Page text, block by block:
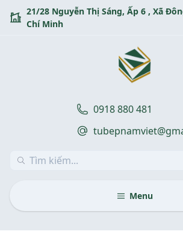
21/28 Nguyễn Thị Sáng, Ấp 6 , Xã
Chí Minh
0918 880 481
Menu